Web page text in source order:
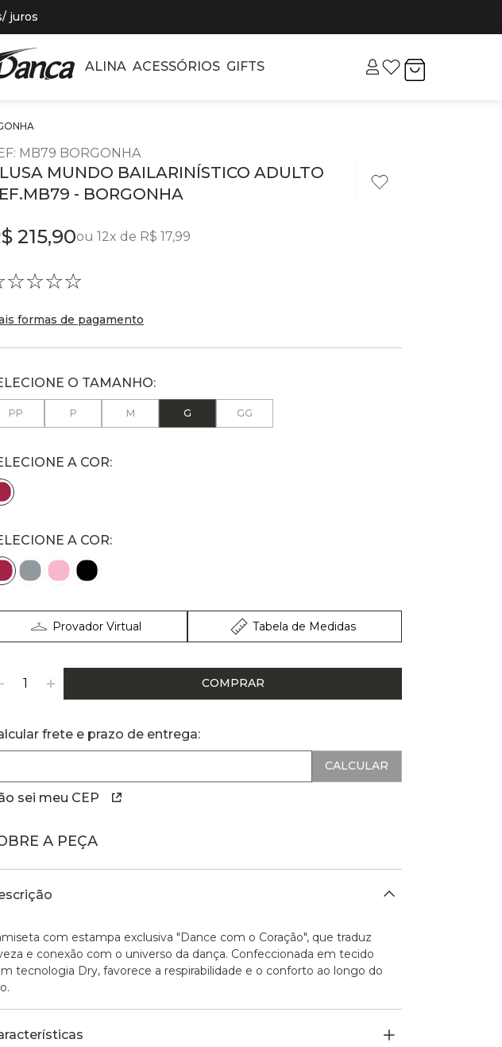
juros
ALINA ACESSÓRIOS GIFTS
: MB79 BORGONHA
MUNDO BAILARINÍSTICO ADULTO
- BORGONHA
215,90ou 12x de R$ 17,99
☆☆☆☆
formas de pagamento
PP P M G GG
A COR:
Provador Virtual Tabela de Medidas
COMPRAR
frete e prazo de entrega:
sei meu CEP
A PEÇA
com estampa exclusiva "Dance com o Coração", que traduz
e conexão com o universo da dança. Confeccionada em tecido
tecnologia Dry, favorece a respirabilidade e o conforto ao longo do